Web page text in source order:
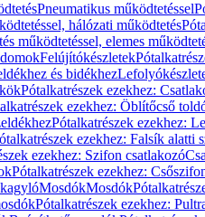
Pneumatikus működtetéssel
hálózati működtetés
működtetéssel, elemes
Felújítókészletek
és bidékhez
Pótalkatrészek ezekhez:
ezekhez: Öblítőcső
Pótalkatrészek ezekhez:
ezekhez: Falsík alatti
ezekhez: Szifon csatlakozó
Pótalkatrészek ezekhez:
MosdókMosdók
Pótalkatrészek ezekhez: